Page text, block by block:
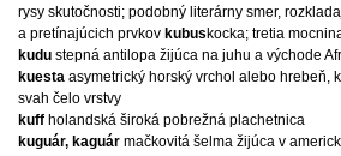
rysy skutočnosti; podobný literárny smer,
a pretínajúcich prvkov kubuskocka; tretia
kudu stepná antilopa žijúca na juhu a východe
kuesta asymetrický horský vrchol alebo hrebeň,
svah čelo vrstvy
kuff holandská široká pobrežná plachetnica
kuguár, kaguár mačkovitá šelma žijúca v